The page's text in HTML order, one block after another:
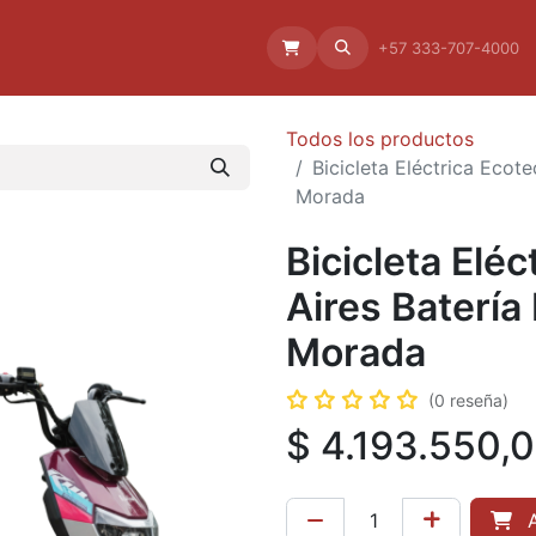
Aliados +57 333-707-4000
Todos los productos
Bicicleta Eléctrica
Morada
Bicicleta
Aires Batería
Morada
(0 reseña)
$